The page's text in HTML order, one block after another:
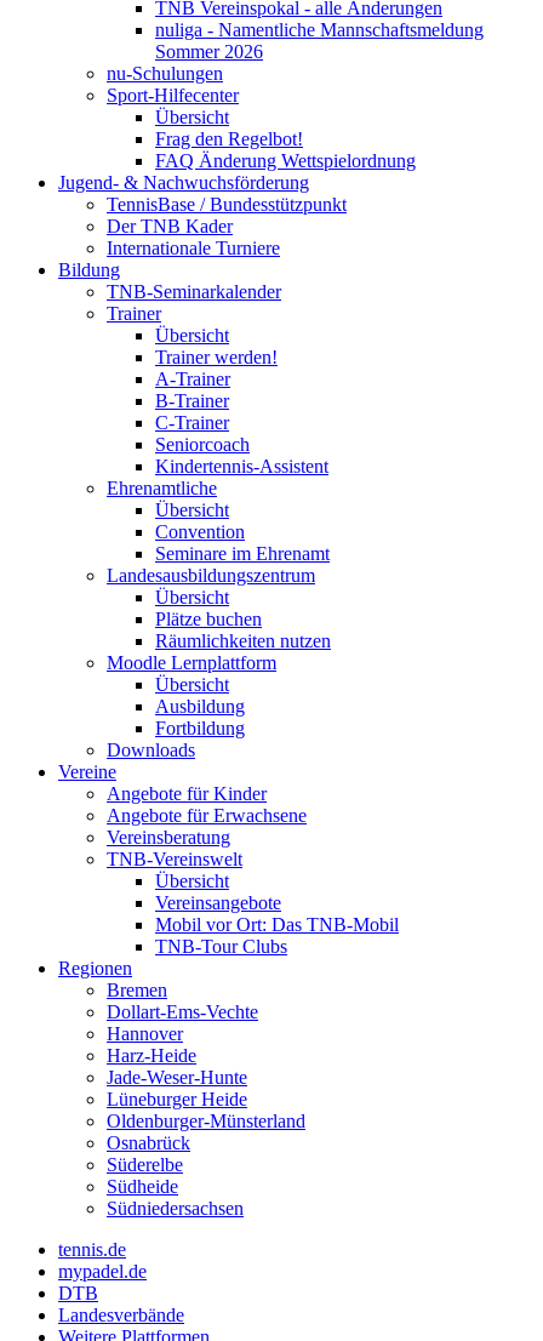
TNB Vereinspokal - alle Änderungen
nuliga - Namentliche Mannschaftsmeldung
Sommer 2026
nu-Schulungen
Sport-Hilfecenter
Übersicht
Frag den Regelbot!
FAQ Änderung Wettspielordnung
Jugend- & Nachwuchsförderung
TennisBase / Bundesstützpunkt
Der TNB Kader
Internationale Turniere
Bildung
TNB-Seminarkalender
Trainer
Übersicht
Trainer werden!
A-Trainer
B-Trainer
C-Trainer
Seniorcoach
Kindertennis-Assistent
Ehrenamtliche
Übersicht
Convention
Seminare im Ehrenamt
Landesausbildungszentrum
Übersicht
Plätze buchen
Räumlichkeiten nutzen
Moodle Lernplattform
Übersicht
Ausbildung
Fortbildung
Downloads
Vereine
Angebote für Kinder
Angebote für Erwachsene
Vereinsberatung
TNB-Vereinswelt
Übersicht
Vereinsangebote
Mobil vor Ort: Das TNB-Mobil
TNB-Tour Clubs
Regionen
Bremen
Dollart-Ems-Vechte
Hannover
Harz-Heide
Jade-Weser-Hunte
Lüneburger Heide
Oldenburger-Münsterland
Osnabrück
Süderelbe
Südheide
Südniedersachsen
tennis.de
mypadel.de
DTB
Landesverbände
Weitere Plattformen